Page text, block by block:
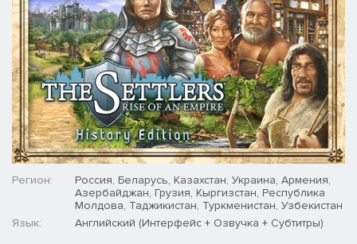
Регион:
Россия, Беларусь, Казахстан, Украина, Армения,
Азербайджан, Грузия, Кыргизстан, Республика
Молдова, Таджикистан, Туркменистан, Узбекистан
Язык:
Английский (Интерфейс + Озвучка + Субтитры)